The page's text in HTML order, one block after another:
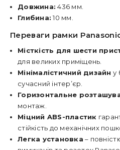
Довжина: 436 мм.
Глибина: 10 мм.
Переваги рамки
Місткість для шести
для великих приміщень.
Мінімалістичний дизайн у
сучасний інтер’єр.
Горизонтальне
монтаж.
Міцний ABS-пластик
стійкість до механічних
Легка установка –